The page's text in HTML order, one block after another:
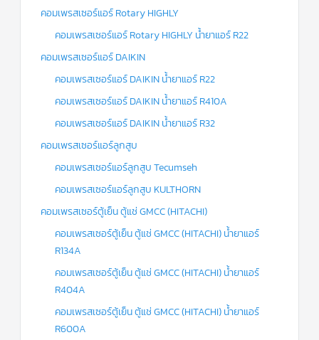
คอมเพรสเซอร์แอร์ Rotary HIGHLY
คอมเพรสเซอร์แอร์ Rotary HIGHLY น้ำยาแอร์ R22
คอมเพรสเซอร์แอร์ DAIKIN
คอมเพรสเซอร์แอร์ DAIKIN น้ำยาแอร์ R22
คอมเพรสเซอร์แอร์ DAIKIN น้ำยาแอร์ R410A
คอมเพรสเซอร์แอร์ DAIKIN น้ำยาแอร์ R32
คอมเพรสเซอร์แอร์ลูกสูบ
คอมเพรสเซอร์แอร์ลูกสูบ Tecumseh
คอมเพรสเซอร์แอร์ลูกสูบ KULTHORN
คอมเพรสเซอร์ตู้เย็น ตู้แช่ GMCC (HITACHI)
คอมเพรสเซอร์ตู้เย็น ตู้แช่ GMCC (HITACHI) น้ำยาแอร์
R134A
คอมเพรสเซอร์ตู้เย็น ตู้แช่ GMCC (HITACHI) น้ำยาแอร์
R404A
คอมเพรสเซอร์ตู้เย็น ตู้แช่ GMCC (HITACHI) น้ำยาแอร์
R600A